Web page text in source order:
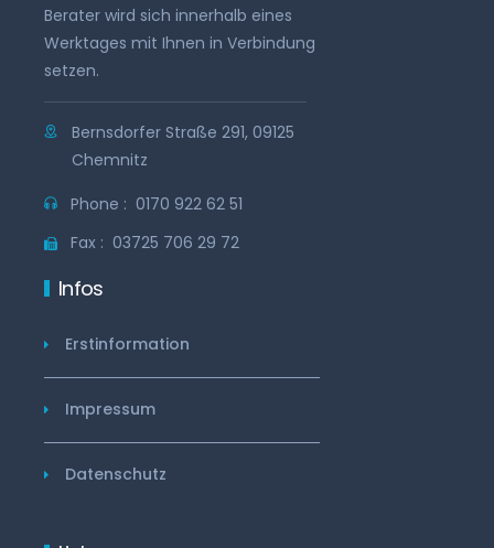
Berater wird sich innerhalb eines
Werktages mit Ihnen in Verbindung
setzen.
Bernsdorfer Straße 291, 09125
Chemnitz
Phone : 0170 922 62 51
Fax : 03725 706 29 72
Infos
Erstinformation
Impressum
Datenschutz